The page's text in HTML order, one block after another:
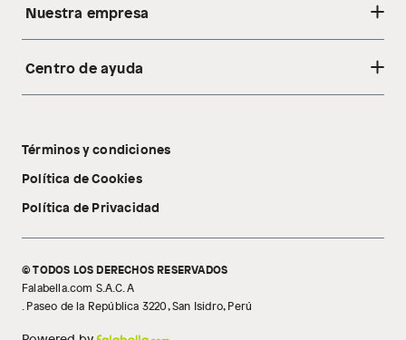
Nuestra empresa
Acerca de nosotros
Tecnología Pillow Walk
Centro de ayuda
Libro de reclamaciones
Términos y condiciones
Política de Cookies
Política de Privacidad
© TODOS LOS DERECHOS RESERVADOS
Falabella.com S.A.C. A
. Paseo de la República 3220, San Isidro, Perú